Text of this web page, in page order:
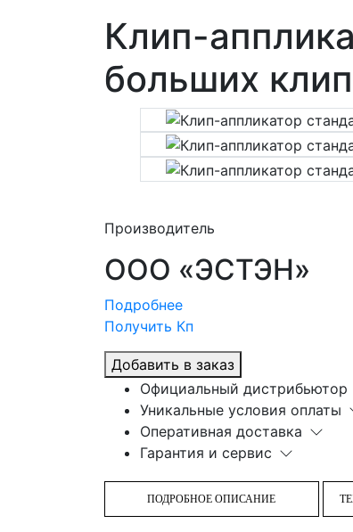
Клип-
больших
Производитель
ООО «ЭСТЭН»
Подробнее
Получить Кп
Добавить в заказ
Официальный дистрибьютор
Уникальные условия оплаты
Оперативная доставка
Гарантия и сервис
ПОДРОБНОЕ ОПИСАНИЕ